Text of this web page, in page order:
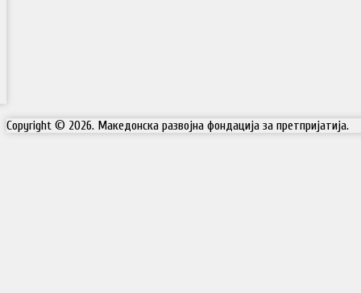
Copyright © 2026. Македонска развојна фондација за претпријатија.